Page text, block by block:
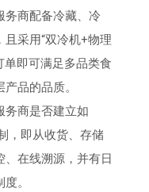
务商配备冷藏、冷
采用“双冷机+物理
单即可满足多品类食
品的品质。
务商是否建立如
，即从收货、存储
在线溯源，并有日
。